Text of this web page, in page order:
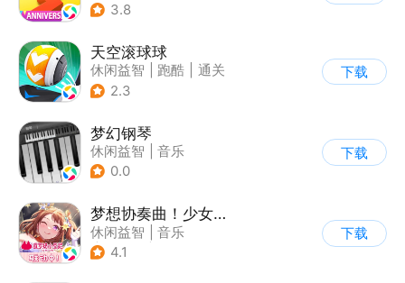
3.8
天空滚球球
休闲益智 跑酷
通关
2.3
下载
梦幻钢琴
休闲益智
音乐
0.0
下载
梦想协奏曲！少女乐团派对！
休闲益智
音乐
| 美少女
4.1
下载